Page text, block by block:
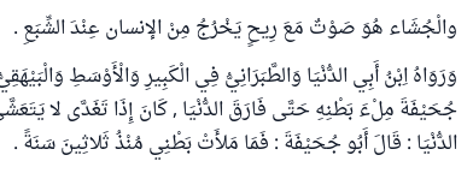
والْجُشَاء هُوَ صَوْتٌ مَعَ رِيحٍ يَخْرُجُ مِنْ الإنسان عِنْدَ الشِّبَعِ .
وَرَوَاهُ اِبْنُ أَبِي الدُّنْيَا وَالطَّبَرَانِيُّ فِي الْكَبِيرِ وَالْأَوْسَطِ
جُحَيْفَةَ مِلْءَ بَطْنِهِ حَتَّى فَارَقَ الدُّنْيَا , كَانَ إِذَا تَغَدَّى لا
الدُّنْيَا : قَالَ أَبُو جُحَيْفَةَ : فَمَا مَلأَتْ بَطْنِي مُنْذُ ثَلاثِينَ سَنَةً .